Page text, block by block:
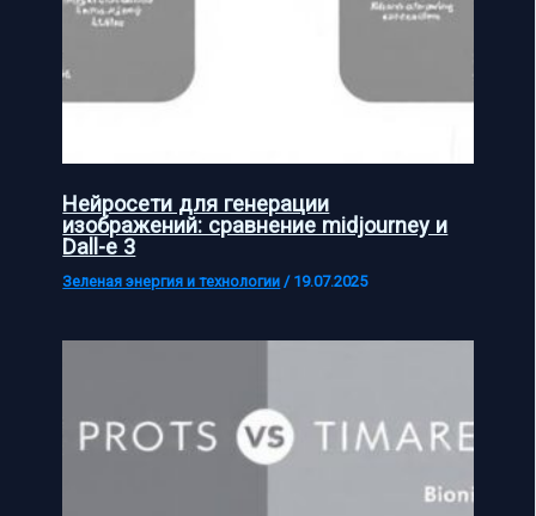
Нейросети для генерации
изображений: сравнение midjourney и
Dall-e 3
Зеленая энергия и технологии / 19.07.2025